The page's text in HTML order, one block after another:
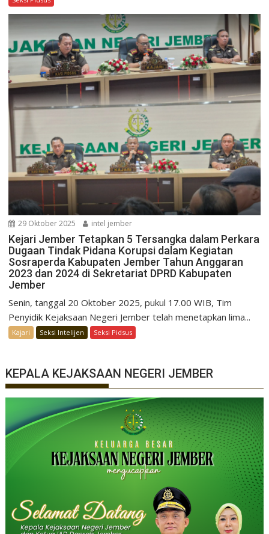
29 Oktober 2025 intel jember
Kejari Jember Tetapkan 5 Tersangka dalam Perkara
Dugaan Tindak Pidana Korupsi dalam Kegiatan
Sosraperda Kabupaten Jember Tahun Anggaran
2023 dan 2024 di Sekretariat DPRD Kabupaten
Jember
Senin, tanggal 20 Oktober 2025, pukul 17.00 WIB, Tim
Penyidik Kejaksaan Negeri Jember telah menetapkan lima...
Kajari Seksi Intelijen Seksi Pidsus
KEPALA KEJAKSAAN NEGERI JEMBER